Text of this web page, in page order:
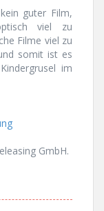
guter Film,
viel zu
Filme viel zu
somit ist es
im
GmbH.